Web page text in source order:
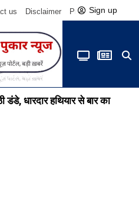
us Disclaimer Privacy Policy
Sign up
डंडे, धारदार हथियार से बार का